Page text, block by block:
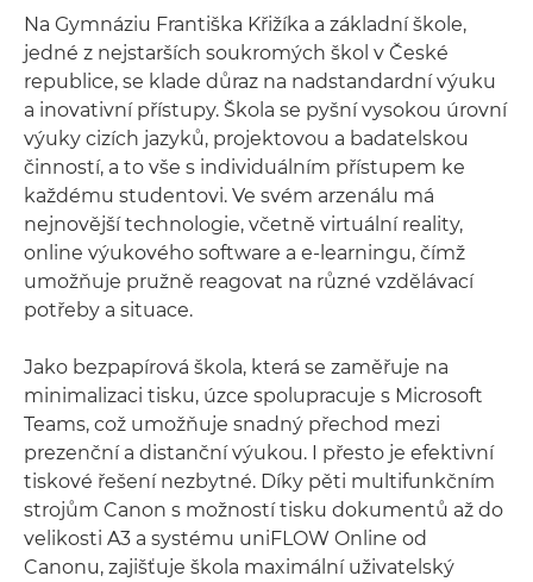
Na Gymnáziu Františka Křižíka a základní škole,
jedné z nejstarších soukromých škol v České
republice, se klade důraz na nadstandardní výuku
a inovativní přístupy. Škola se pyšní vysokou úrovní
výuky cizích jazyků, projektovou a badatelskou
činností, a to vše s individuálním přístupem ke
každému studentovi. Ve svém arzenálu má
nejnovější technologie, včetně virtuální reality,
online výukového software a e-learningu, čímž
umožňuje pružně reagovat na různé vzdělávací
potřeby a situace.
Jako bezpapírová škola, která se zaměřuje na
minimalizaci tisku, úzce spolupracuje s Microsoft
Teams, což umožňuje snadný přechod mezi
prezenční a distanční výukou. I přesto je efektivní
tiskové řešení nezbytné. Díky pěti multifunkčním
strojům Canon s možností tisku dokumentů až do
velikosti A3 a systému uniFLOW Online od
Canonu, zajišťuje škola maximální uživatelský